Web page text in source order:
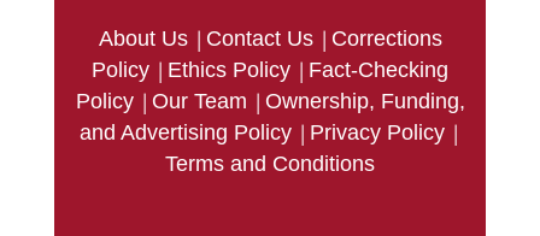
About Us | Contact Us | Corrections
Policy | Ethics Policy | Fact-Checking
Policy | Our Team | Ownership, Funding,
and Advertising Policy | Privacy Policy |
Terms and Conditions